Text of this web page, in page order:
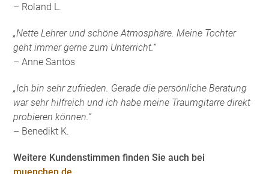
– Roland L.
„Nette Lehrer und schöne Atmosphäre. Meine Tochter
geht immer gerne zum Unterricht.“
– Anne Santos
„Ich bin sehr zufrieden. Gerade die persönliche Beratung
war sehr hilfreich und ich habe meine Traumgitarre direkt
probieren können.“
– Benedikt K.
Weitere Kundenstimmen finden Sie auch bei